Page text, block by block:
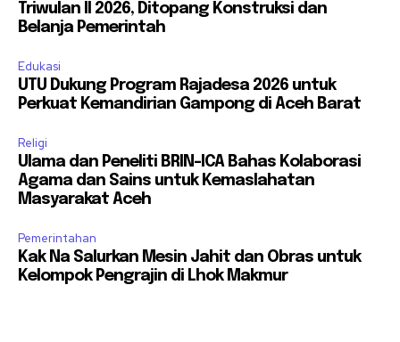
Triwulan II 2026, Ditopang Konstruksi dan
Belanja Pemerintah
Edukasi
UTU Dukung Program Rajadesa 2026 untuk
Perkuat Kemandirian Gampong di Aceh Barat
Religi
Ulama dan Peneliti BRIN-ICA Bahas Kolaborasi
Agama dan Sains untuk Kemaslahatan
Masyarakat Aceh
Pemerintahan
Kak Na Salurkan Mesin Jahit dan Obras untuk
Kelompok Pengrajin di Lhok Makmur